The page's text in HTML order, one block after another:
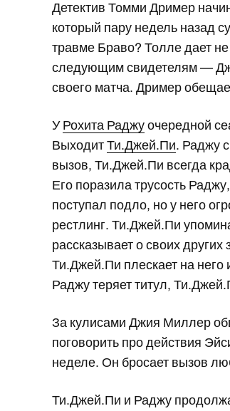
Детектив Томми Дример
который пару недель назад
травме Браво? Толле дает
следующим свидетелям —
своего матча. Дример
У Рохита Раджу очередной
ВыходитТи.Джей.Пи. Раджу
вызов, Ти.Джей.Пи всегда
Его поразила трусость
поступал подло, но у него
рестлинг. Ти.Джей.Пи
рассказывает о своих
Ти.Джей.Пи плескает на него
Раджу теряет титул,
За кулисами Джия Миллер
поговорить про действия
неделе. Он бросает вызов
Ти.Джей.Пи и Раджу